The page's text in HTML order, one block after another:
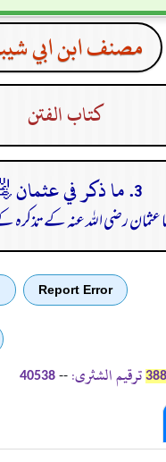
مصنف ابن ابي
كتاب الفتن
3. ما ذكر في عثمان ﵁
عثمان رضی اللہ عنہ کے تذکرہ
Report Error
ترقیم الشثری: --
40538